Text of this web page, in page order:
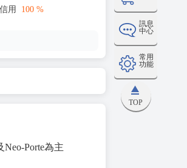
訊息
中心
常用
功能
TOP
信用
100 %
Porte為主